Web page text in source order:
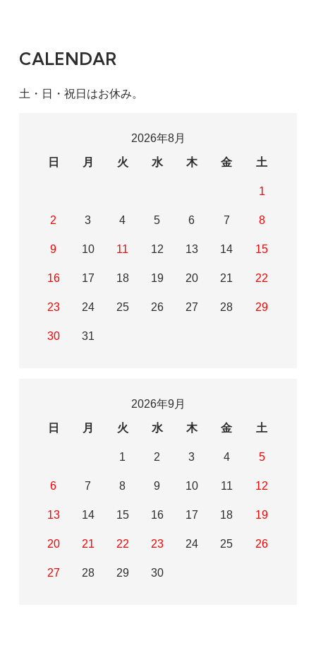
CALENDAR
土・日・祝日はお休み。
2026年8月
日
月 火 水 木 金 土
1
2 3 4 5 6 7 8
9 10 11 12 13 14 15
16 17 18 19 20 21 22
23 24 25 26 27 28 29
30 31
2026年9月
日
月 火 水 木 金 土
1 2 3 4 5
6 7 8 9 10 11 12
13 14 15 16 17 18 19
20 21 22 23 24 25 26
27 28 29 30